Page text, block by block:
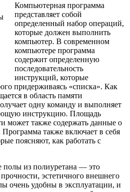
Компьютерная программа
представляет собой
определенный набор операций,
которые должен выполнить
компьютер. В современном
компьютере программа
содержит определенную
последовательность
инструкций, которые
придерживаясь «списка». Как
в область памяти
одну команду и выполняет
инструкцию. Площадь
может также содержать данные о
Программа также включает в себя
поясняют, как работать с
из полиуретана — это
эстетичного внешнего
очень удобны в эксплуатации, и